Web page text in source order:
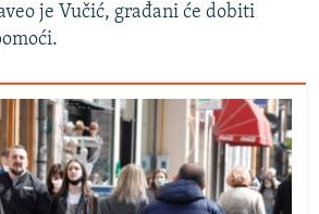
je Vučić, građani će dobiti